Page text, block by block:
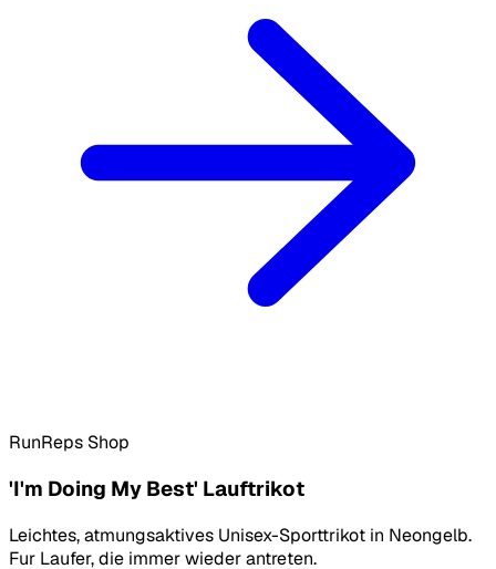
RunReps Shop
'I'm Doing My Best' Lauftrikot
Leichtes, atmungsaktives Unisex-Sporttrikot in Neongelb.
Fur Laufer, die immer wieder antreten.